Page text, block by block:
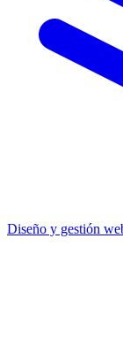
Diseño y gestión